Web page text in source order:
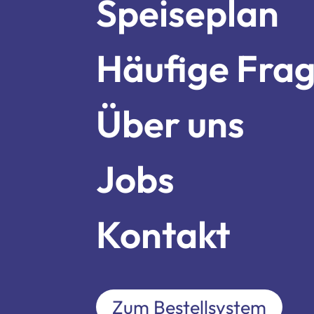
Jobs
Kontakt
Speiseplan
Häufige
Über uns
Jobs
Kontakt
Zum Bestellsystem